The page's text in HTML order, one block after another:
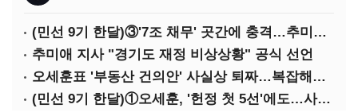
(민선 9기 한달)③'7조 채무' 곳간에 충격…추미애, 20년만에 '비상재정' 선언 승부수
추미애 지사 "경기도 재정 비상상황" 공식 선언
오세훈표 '부동산 건의안' 사실상 퇴짜…복잡해진 '재개발 31만호' 셈법
(민선 9기 한달)①오세훈, '헌정 첫 5선'에도…사법리스크·여소야대에 발목